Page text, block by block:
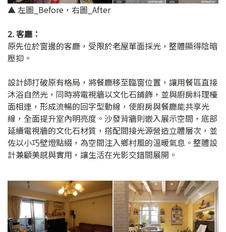
▲ 左圖_Before，右圖_After
2. 客廳：
原先位於窗邊的客廳，受限於老屋單面採光，整體顯得陰暗
壓抑。
設計師打破原有格局，將餐廳移至臨窗位置，讓用餐區直接
沐浴自然光，同時將電視牆以文化石鋪飾，並與廚房料理檯
面相連，形成流暢的回字型動線，使廚房與餐廳能共享光
線，全面提升室內明亮度。沙發背牆則嵌入展示空間，底部
延續電視牆的文化石材質，搭配間接光源營造立體層次，並
佐以小巧壁燈點綴，為空間注入鄉村風的溫暖氣息。整體設
計兼顧美感與實用，讓生活在光影交錯間展開。